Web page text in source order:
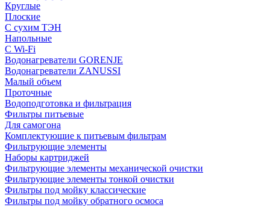
Круглые
Плоские
С сухим ТЭН
Напольные
С Wi-Fi
Водонагреватели GORENJE
Водонагреватели ZANUSSI
Малый объем
Проточные
Водоподготовка и фильтрация
Фильтры питьевые
Для самогона
Комплектующие к питьевым фильтрам
Фильтрующие элементы
Наборы картриджей
Фильтрующие элементы механической очистки
Фильтрующие элементы тонкой очистки
Фильтры под мойку классические
Фильтры под мойку обратного осмоса